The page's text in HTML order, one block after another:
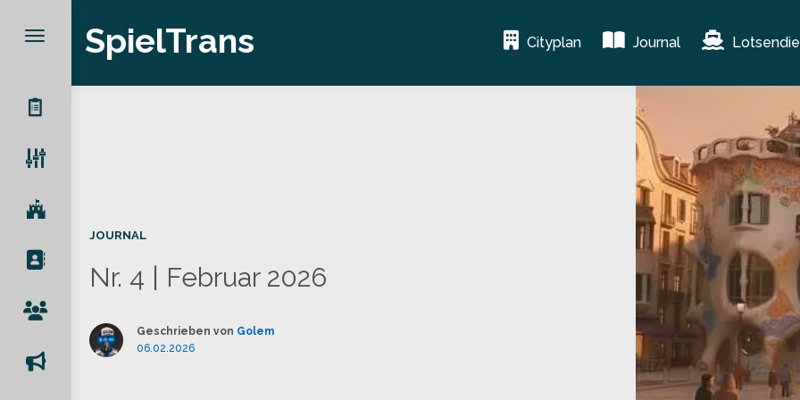
SpielTrans Cityplan Journal
JOURNAL
Nr. 4 | Februar 2026
Geschrieben von Golem
06.02.2026